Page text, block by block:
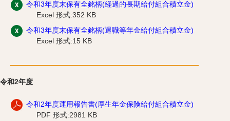
令和3年度末保有全銘柄(経過的長期給付組合積立金)
Excel 形式:352 KB
令和3年度末保有全銘柄(退職等年金給付組合積立金)
Excel 形式:15 KB
令和2年度
令和2年度運用報告書(厚生年金保険給付組合積立金)
PDF 形式:2981 KB